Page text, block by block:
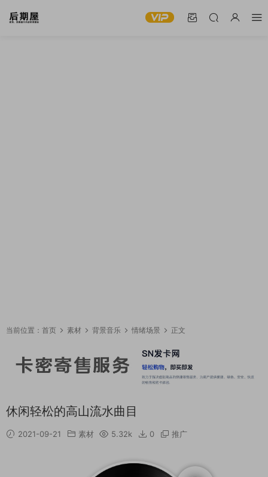
当前位置： 首页 素材 背景音乐 情绪场景 正文
休闲轻松的高山流水曲目
2021-09-21 素材 5.32k 0 推广